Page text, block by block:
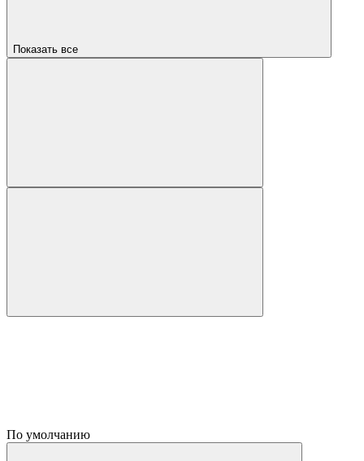
Показать все
По умолчанию